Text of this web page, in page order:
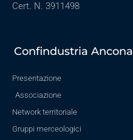
Cert. N. 3911498
Confindustria Ancona
Presentazione
Associazione
Network territoriale
Gruppi merceologici